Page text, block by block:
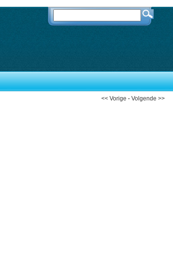
<< Vorige - Volgende >>